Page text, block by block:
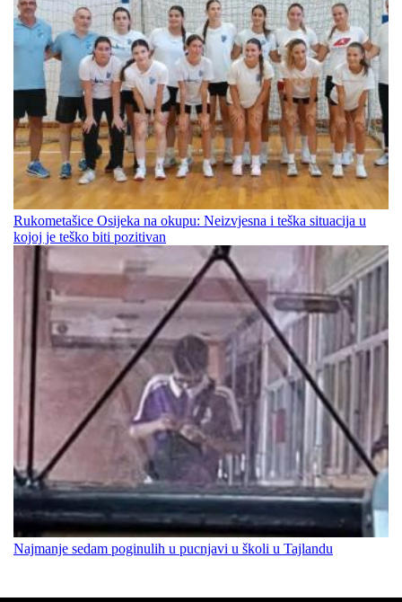
Rukometašice Osijeka na okupu: Neizvjesna i teška situacija u
kojoj je teško biti pozitivan
Najmanje sedam poginulih u pucnjavi u školi u Tajlandu